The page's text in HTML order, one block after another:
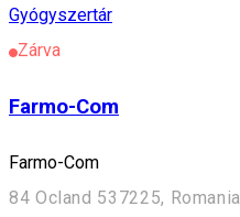
Gyógyszertár
Zárva
Farmo-Com
Farmo-Com
84 Ocland 537225, Romania